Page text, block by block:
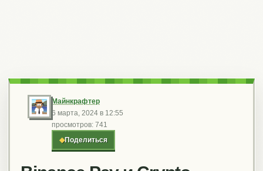
Майнкрафтер
6 марта, 2024 в 12:55
просмотров: 741
◆Поделиться